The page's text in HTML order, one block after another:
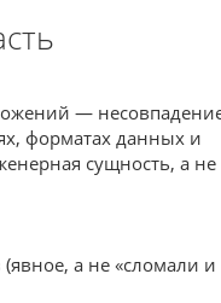
—
форматах данных и
сущность, а не
(явное, а не «сломали и